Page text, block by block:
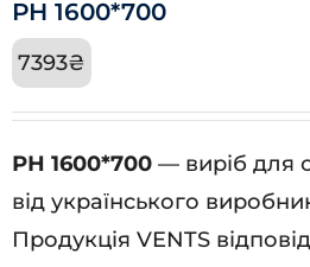
РН 1600*700
7393₴
РН 1600*700 — виріб для
від українського
Продукція VENTS